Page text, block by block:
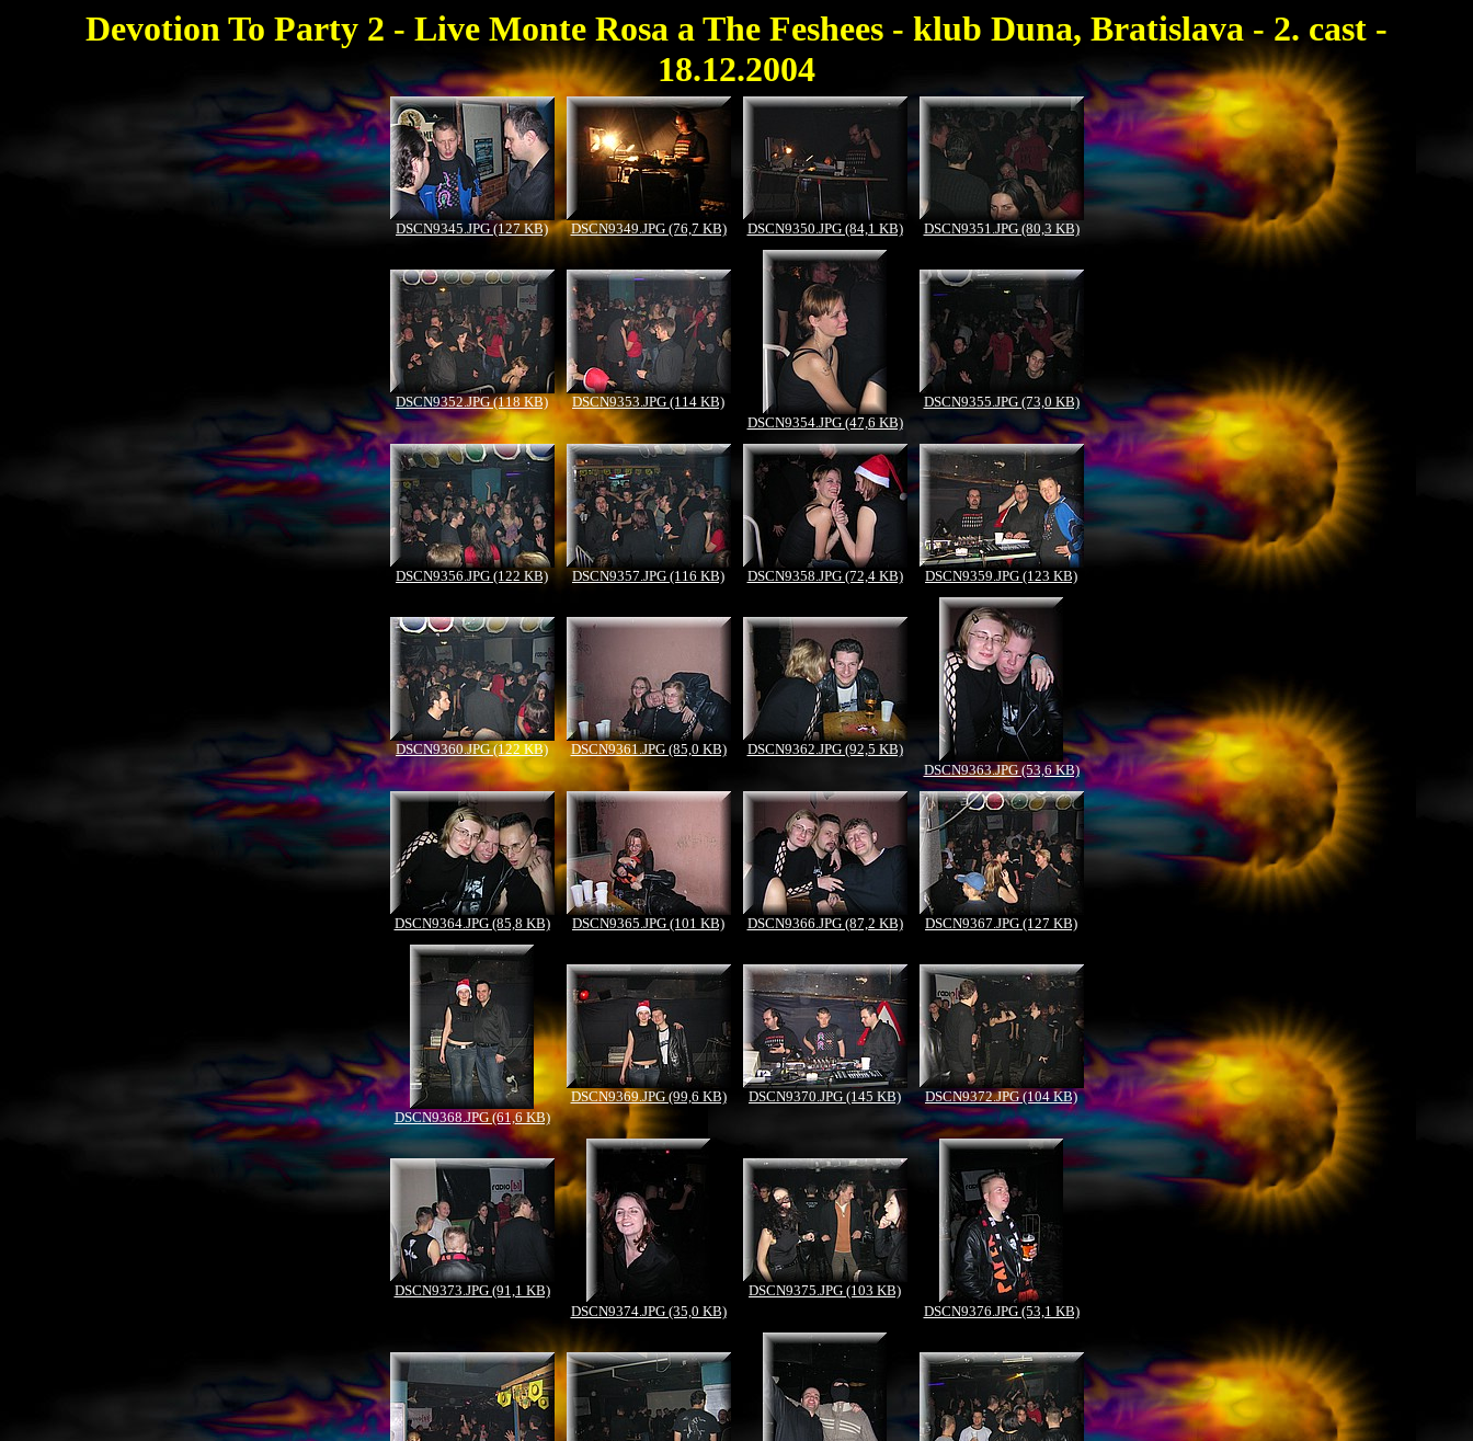
Devotion To Party 2 - Live Monte Rosa a The Feshees - klub Duna, Bratislava - 2. cast -
18.12.2004
DSCN9345.JPG (127 KB) DSCN9349.JPG (76,7 KB) DSCN9350.JPG (84,1 KB) DSCN9351.JPG (80,3 KB)
DSCN9352.JPG (118 KB)
DSCN9353.JPG (114 KB)
DSCN9354.JPG (47,6 KB)
DSCN9355.JPG (73,0 KB)
DSCN9356.JPG (122 KB) DSCN9357.JPG (116 KB) DSCN9358.JPG (72,4 KB) DSCN9359.JPG (123 KB)
DSCN9360.JPG (122 KB) DSCN9361.JPG (85,0 KB)
DSCN9362.JPG (92,5 KB)
DSCN9363.JPG (53,6 KB)
DSCN9364.JPG (85,8 KB) DSCN9365.JPG (101 KB) DSCN9366.JPG (87,2 KB) DSCN9367.JPG (127 KB)
DSCN9368.JPG (61,6 KB)
DSCN9369.JPG (99,6 KB) DSCN9370.JPG (145 KB) DSCN9372.JPG (104 KB)
DSCN9373.JPG (91,1 KB)
DSCN9374.JPG (35,0 KB)
DSCN9375.JPG (103 KB)
DSCN9376.JPG (53,1 KB)